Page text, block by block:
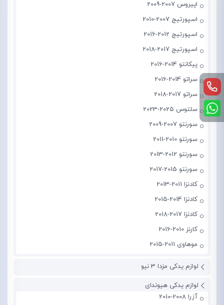
اپیروس 2007-2009
اسپورتیج 2007-2010
اسپورتیج 2012-2016
اسپورتیج 2017-2018
پیکانتو 2014-2016
سراتو 2014-2016
سراتو 2017-2018
سلتوس 2025-2023
سورنتو 2007-2009
سورنتو 2010-2011
سورنتو 2012-2013
سورنتو 2015-2017
کادنزا 2011-2013
کادنزا 2014-2015
کادنزا 2017-2018
کارنز 2010-2016
موهاوی 2011-2015
لوازم یدکی مزدا 3 نیو
لوازم یدکی هیوندای
آزرا 2008-2010